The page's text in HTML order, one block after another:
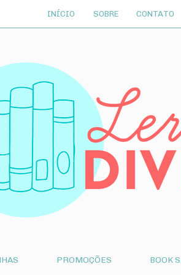
INÍCIO SOBRE CONTATO
PROMOÇÕES BOOK